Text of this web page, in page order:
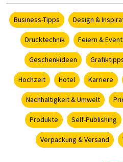
Business-Tipps Design &
Drucktechnik Feiern &
Geschenkideen
Hochzeit Hotel Karriere
Nachhaltigkeit & Umwelt
Produkte Self-Publishing
Verpackung & Versand